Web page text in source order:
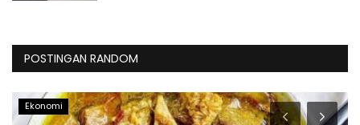
POSTINGAN RANDOM
Teknologi